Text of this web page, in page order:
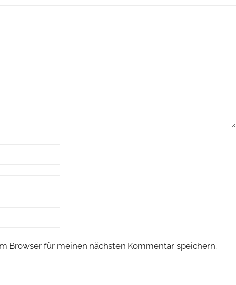
Browser für meinen nächsten Kommentar speichern.